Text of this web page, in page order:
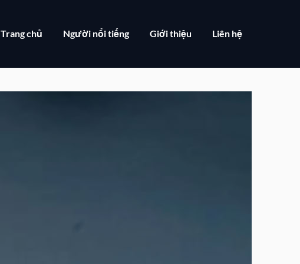
Trang chủ Người nổi tiếng Giới thiệu Liên hệ